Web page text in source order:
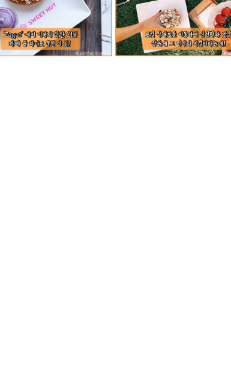
Buena Park-맛집/여행지 Calipatria-맛집/여행지
Campton-맛집/여행지 Cascade Locks-맛집/여행지